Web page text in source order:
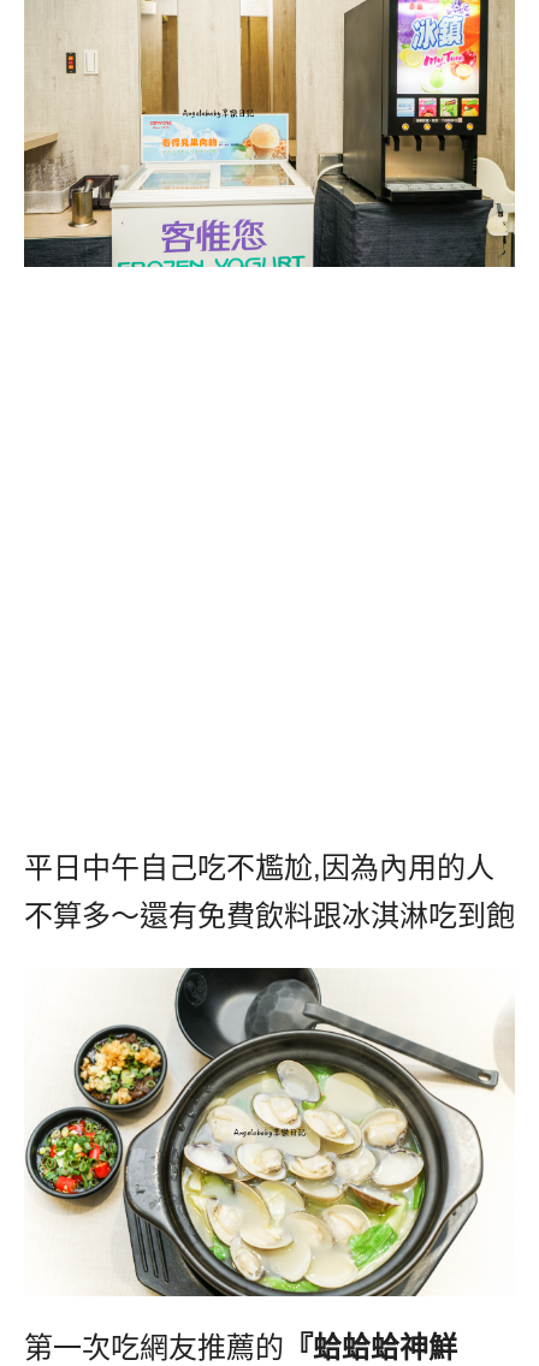
平日中午自己吃不尷尬,因為內用的人
不算多～還有免費飲料跟冰淇淋吃到飽
第一次吃網友推薦的 『蛤蛤蛤神鮮